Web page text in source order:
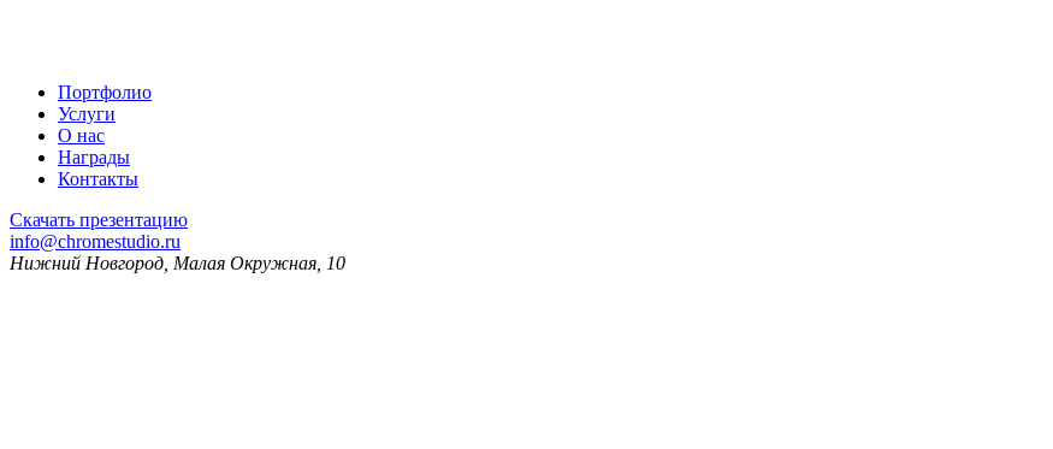
Портфолио
Услуги
О нас
Награды
Контакты
Скачать презентацию
info@chromestudio.ru
Нижний Новгород, Малая Окружная, 10